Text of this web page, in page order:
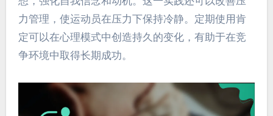
力管理，使运动员在压力下保持冷静。定期使用肯
定可以在心理模式中创造持久的变化，有助于在竞
争环境中取得长期成功。